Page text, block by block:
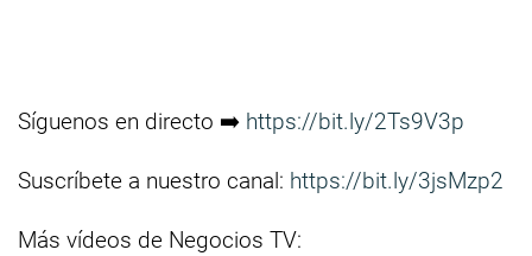
Síguenos en directo ➡️ https://bit.ly/2Ts9V3p
Suscríbete a nuestro canal: https://bit.ly/3jsMzp2
Más vídeos de Negocios TV: